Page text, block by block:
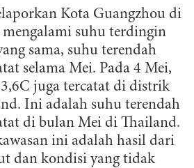
Kota Guangzhou di
mengalami suhu terdingin
sama, suhu terendah
selama Mei. Pada 4 Mei,
juga tercatat di distrik
Ini adalah suhu terendah
di bulan Mei di Thailand.
ini adalah hasil dari
dan kondisi yang tidak